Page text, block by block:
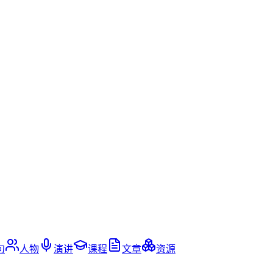
人物 演讲 课程 文章 资源